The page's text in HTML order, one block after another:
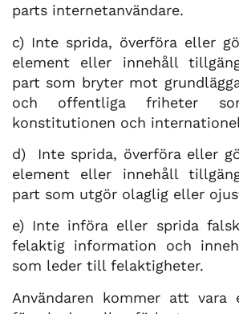
parts internetanvändare.
c) Inte sprida, överföra eller
element eller innehåll
part som bryter mot
och offentliga friheter
konstitutionen och
d)
Inte sprida, överföra eller
element eller innehåll
part som utgör olaglig eller
e) Inte införa eller sprida
felaktig information och
som leder till felaktigheter.
Användaren kommer att vara